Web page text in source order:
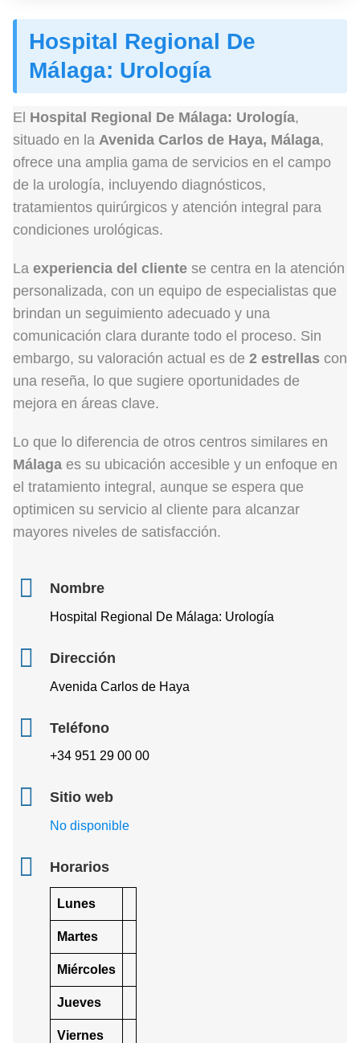
Hospital Regional De
Málaga: Urología
El Hospital Regional De Málaga: Urología,
situado en la Avenida Carlos de Haya, Málaga,
ofrece una amplia gama de servicios en el campo
de la urología, incluyendo diagnósticos,
tratamientos quirúrgicos y atención integral para
condiciones urológicas.
La experiencia del cliente se centra en la atención
personalizada, con un equipo de especialistas que
brindan un seguimiento adecuado y una
comunicación clara durante todo el proceso. Sin
embargo, su valoración actual es de 2 estrellas con
una reseña, lo que sugiere oportunidades de
mejora en áreas clave.
Lo que lo diferencia de otros centros similares en
Málaga es su ubicación accesible y un enfoque en
el tratamiento integral, aunque se espera que
optimicen su servicio al cliente para alcanzar
mayores niveles de satisfacción.
Nombre
Hospital Regional De Málaga: Urología
Dirección
Avenida Carlos de Haya
Teléfono
+34 951 29 00 00
Sitio web
No disponible
Horarios
Lunes
Martes
Miércoles
Jueves
Viernes